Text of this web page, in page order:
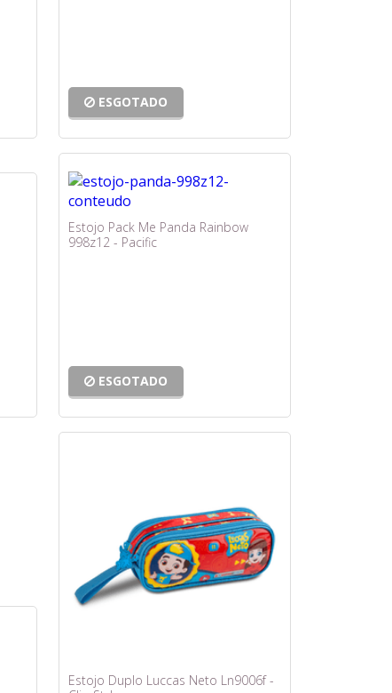
ESGOTADO
Estojo Pack Me Panda Rainbow
998z12 - Pacific
ESGOTADO
Estojo Duplo Luccas Neto Ln9006f -